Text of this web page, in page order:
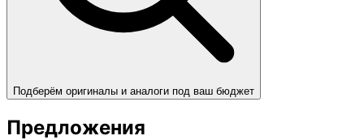
Подберём оригиналы и аналоги под ваш бюджет
Предложения